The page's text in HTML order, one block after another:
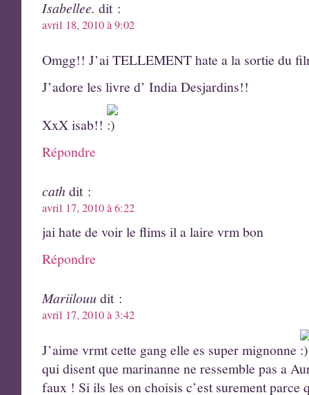
Isabellee. dit :
avril 18, 2010 à 9:02
Omgg!! J’ai TELLEMENT hate a la sortie du
J’adore les livre d’ India Desjardins!!
XxX isab!!
Répondre
cathdit :
avril 17, 2010 à 6:22
jai hate de voir le flims il a laire vrm bon
Répondre
Mariilouu dit :
avril 17, 2010 à 3:42
J’aime vrmt cette gang elle es super mignonne
qui disent que marinanne ne ressemble pas a
faux ! Si ils les on choisis c’est surement parce